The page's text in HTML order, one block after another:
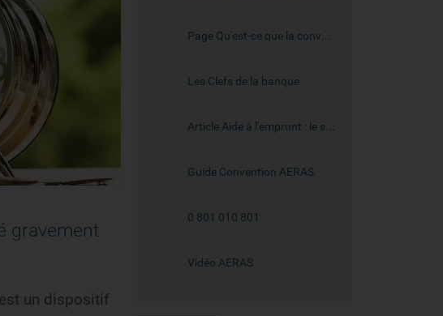
gravement
un dispositif
Les Clefs de la banque
Guide Convention AERAS
0 801 010 801
Vidéo AERAS